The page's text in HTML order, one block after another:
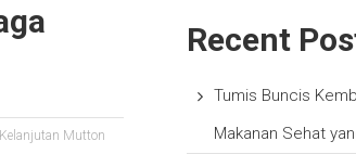
Mutton
Recent
Tumis Buncis
Makanan Sehat